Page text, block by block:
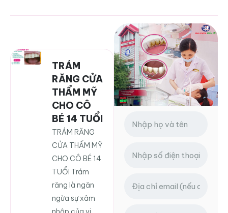
TRÁM
RĂNG CỬA
THẨM MỸ
CHO CÔ
BÉ 14 TUỔI
TRÁM RĂNG
CỬA THẨM MỸ
CHO CÔ BÉ 14
TUỔI Trám
răng là ngăn
ngừa sự xâm